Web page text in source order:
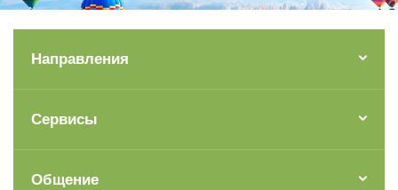
Направления
Сервисы
Общение